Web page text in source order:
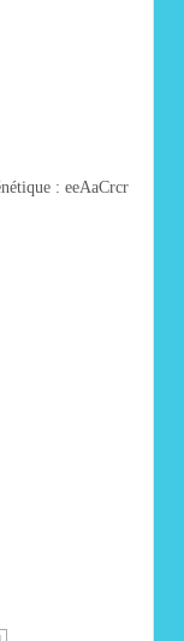
: eeAaCrcr